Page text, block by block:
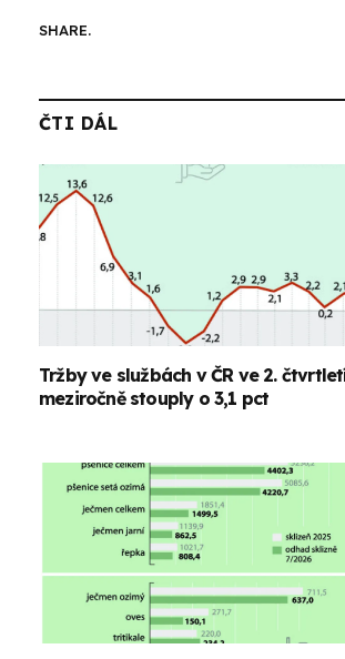
SHARE.
ČTI DÁL
Tržby ve službách v ČR ve 2.
meziročně stouply o 3,1 pct